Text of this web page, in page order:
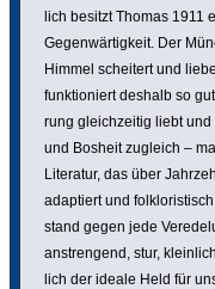
lich besitzt Thomas 1911
Gegen­wär­tig­keit. Der
Himmel scheitert und
funk­tio­niert deshalb so
rung gleich­zeitig liebt
und Bosheit zugleich –
Literatur, das über
adaptiert und
stand gegen jede
anstren­gend, stur,
lich der ideale Held für